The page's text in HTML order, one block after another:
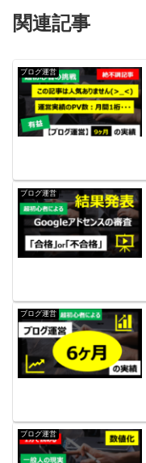
関連記事
ブログ運営
ブログ運営
ブログ運営
ブログ運営